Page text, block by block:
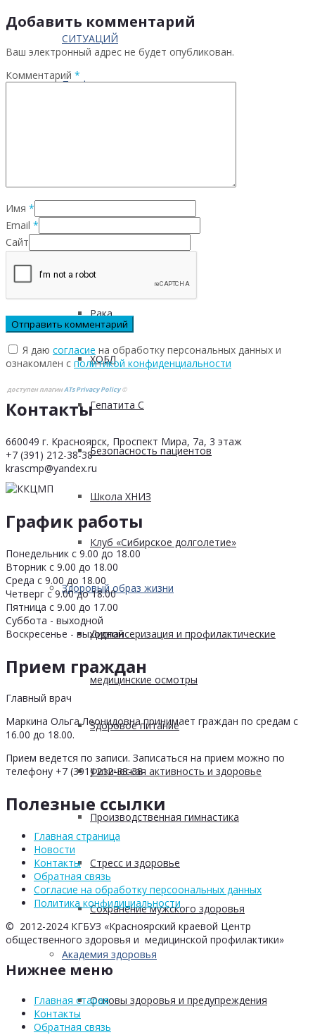
СИТУАЦИЙ
Профилактика
Инфаркта
Рака
ХОБЛ
Гепатита С
Безопасность пациентов
Школа ХНИЗ
Клуб «Сибирское долголетие»
Здоровый образ жизни
Диспансеризация и профилактические
медицинские осмотры
Здоровое питание
Физическая активность и здоровье
Производственная гимнастика
Стресс и здоровье
Сохранение мужского здоровья
Академия здоровья
Основы здоровья и предупреждения
Добавить комментарий
Ваш электронный адрес не будет опубликован.
Комментарий *
Имя *
Email *
Сайт
Я даю согласие на обработку персональных данных и
ознакомлен с политикой конфиденциальности
доступен плагинATs Privacy Policy©
Контакты
660049 г. Красноярск, Проспект Мира, 7а, 3 этаж
+7 (391) 212-38-38
krascmp@yandex.ru
График работы
Понедельник с 9.00 до 18.00
Вторник с 9.00 до 18.00
Среда с 9.00 до 18.00
Четверг с 9.00 до 18.00
Пятница с 9.00 до 17.00
Суббота - выходной
Воскресенье - выходной
Прием граждан
Главный врач
Маркина Ольга Леонидовна принимает граждан по средам с
16.00 до 18.00.
Прием ведется по записи. Записаться на прием можно по
телефону +7 (391) 212-38-38
Полезные ссылки
Главная страница
Новости
Контакты
Обратная связь
Согласие на обработку персоональных данных
Политика конфидициальности
© 2012-2024 КГБУЗ «Красноярский краевой Центр
общественного здоровья и медицинской профилактики»
Нижнее меню
Главная старая
Контакты
Обратная связь